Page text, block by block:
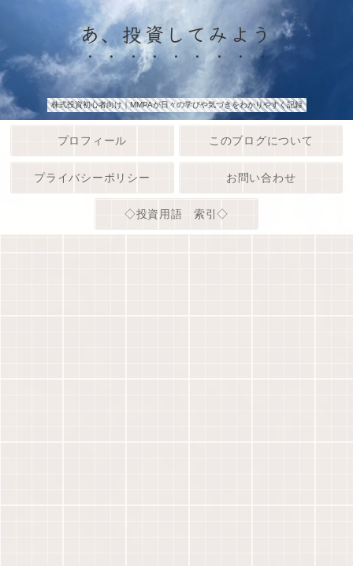
あ、投資してみよう
株式投資初心者向け｜MMPAが日々の学びや気づきをわかりやすく記録
プロフィール このブログについて
プライバシーポリシー お問い合わせ
◇投資用語 索引◇